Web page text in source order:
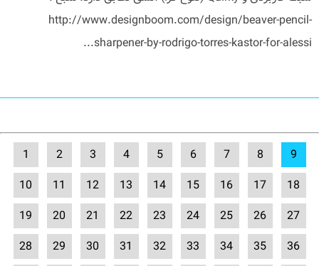
http://www.designboom.com/design/beaver-pencil-
sharpener-by-rodrigo-torres-kastor-for-alessi...
1 2 3 4 5 6 7 8
9
10
11 12 13 14 15 16 17
18
19
20 21 22 23 24 25 26
27
28
29 30 31 32 33 34 35
36